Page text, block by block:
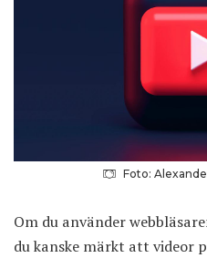
Foto:
Om du använder
du kanske märkt att videor